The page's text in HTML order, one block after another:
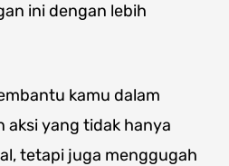
ini dengan lebih
kamu dalam
aksi yang tidak hanya
tetapi juga menggugah